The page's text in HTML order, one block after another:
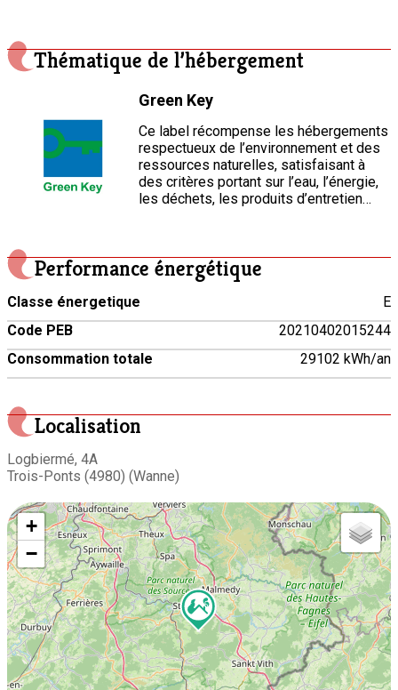
Thématique de l’hébergement
Green Key
Ce label récompense les hébergements
respectueux de l’environnement et des
ressources naturelles, satisfaisant à
des critères portant sur l’eau, l’énergie,
les déchets, les produits d’entretien…
Performance énergétique
Classe énergetique
E
Code PEB
20210402015244
Consommation totale
29102 kWh/an
Localisation
Logbiermé, 4A
Trois-Ponts (4980) (Wanne)
+
−